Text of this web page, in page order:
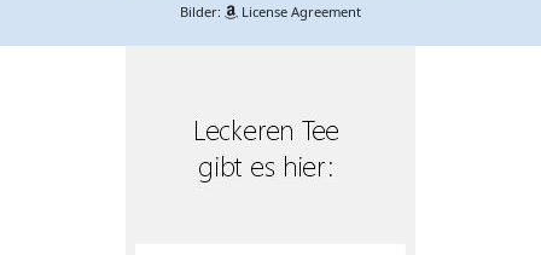
Bilder: License Agreement